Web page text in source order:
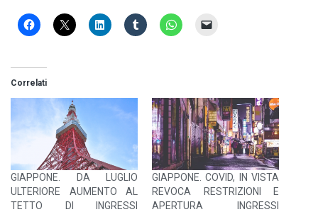
Correlati
GIAPPONE. DA LUGLIO
ULTERIORE AUMENTO AL
TETTO DI INGRESSI
GIAPPONE. COVID, IN VISTA
REVOCA RESTRIZIONI E
APERTURA INGRESSI